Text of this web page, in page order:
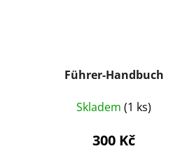
Führer-Handbuch
Skladem (1 ks)
300 Kč